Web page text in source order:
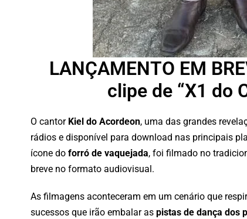
LANÇAMENTO EM
clipe de “X1 do
O cantor Kiel do Acordeon, uma das grandes
rádios e disponível para download nas principais
ícone do forró de vaquejada, foi filmado no
breve no formato audiovisual.
As filmagens aconteceram em um cenário que
sucessos que irão embalar as pistas de dança dos